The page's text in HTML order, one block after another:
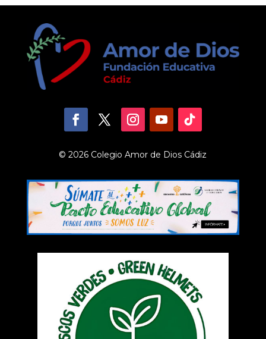
© 2026 Colegio Amor de Dios Cádiz